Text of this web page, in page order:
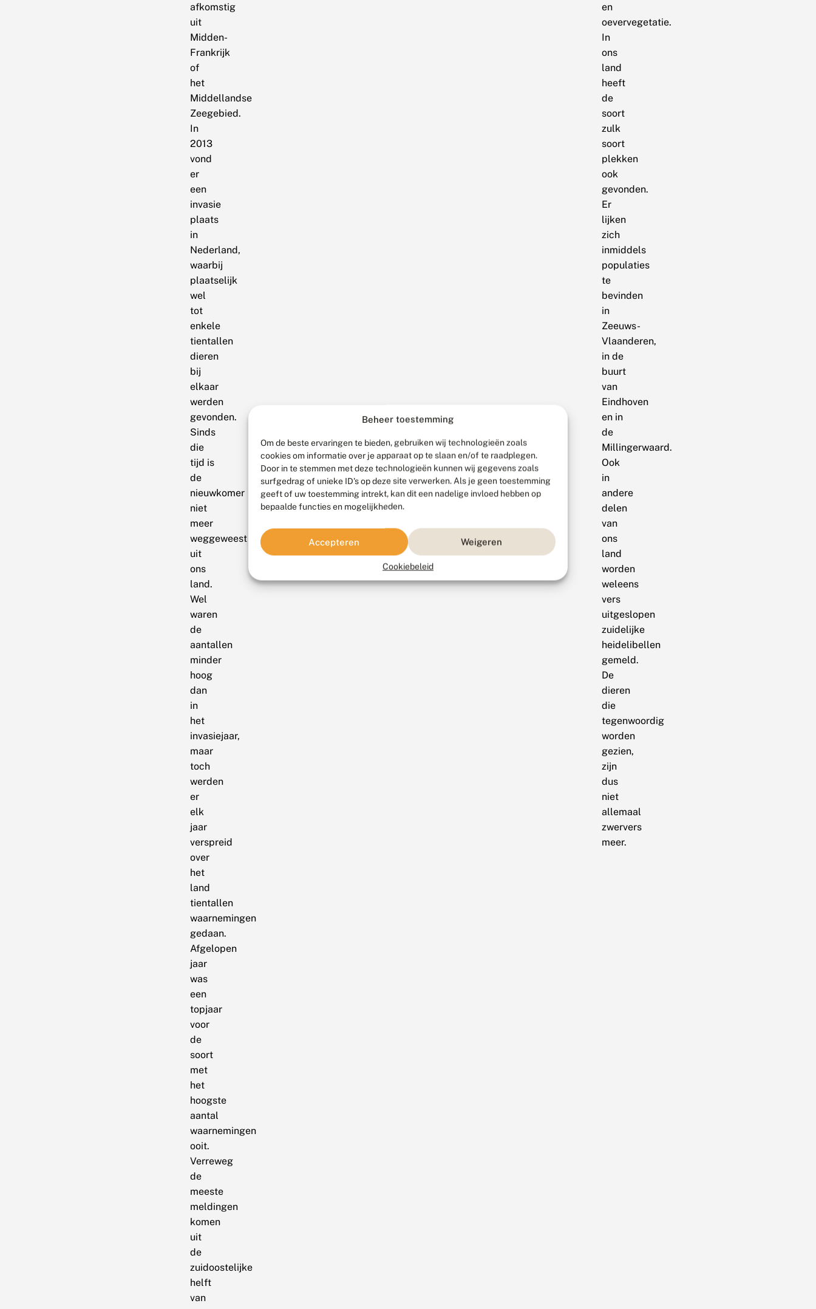
Beheer toestemming
Om de beste ervaringen te bieden, gebruiken wij technologieën zoals
cookies om informatie over je apparaat op te slaan en/of te raadplegen.
Door in te stemmen met deze technologieën kunnen wij gegevens zoals
surfgedrag of unieke ID's op deze site verwerken. Als je geen toestemming
geeft of uw toestemming intrekt, kan dit een nadelige invloed hebben op
bepaalde functies en mogelijkheden.
Accepteren Weigeren
Cookiebeleid
afkomstig
uit
Midden-
Frankrijk
of
het
Middellandse
Zeegebied.
In
2013
vond
er
een
invasie
plaats
in
Nederland,
waarbij
plaatselijk
wel
tot
enkele
tientallen
dieren
bij
elkaar
werden
gevonden.
Sinds
die
tijd is
de
nieuwkomer
niet
meer
weggeweest
uit
ons
land.
Wel
waren
de
aantallen
minder
hoog
dan
in
het
invasiejaar,
maar
toch
werden
er
elk
jaar
verspreid
over
het
land
tientallen
waarnemingen
gedaan.
Afgelopen
jaar
was
een
topjaar
voor
de
soort
met
het
hoogste
aantal
waarnemingen
ooit.
Verreweg
de
meeste
meldingen
komen
uit
de
zuidoostelijke
helft
van
en
oevervegetatie.
In
ons
land
heeft
de
soort
zulk
soort
plekken
ook
gevonden.
Er
lijken
zich
inmiddels
populaties
te
bevinden
in
Zeeuws-
Vlaanderen,
in de
buurt
van
Eindhoven
en in
de
Millingerwaard.
Ook
in
andere
delen
van
ons
land
worden
weleens
vers
uitgeslopen
zuidelijke
heidelibellen
gemeld.
De
dieren
die
tegenwoordig
worden
gezien,
zijn
dus
niet
allemaal
zwervers
meer.